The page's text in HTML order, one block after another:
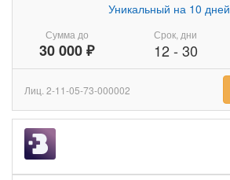
Сумма до
30 000 ₽
Уникальный на 10 дней
Срок, дни
12- 30
Лиц. 2-11-05-73-000002